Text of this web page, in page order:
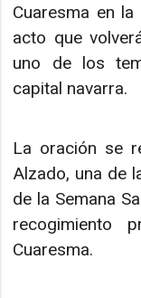
Cuaresma en la
acto que
uno de los
capital navarra.
La oración se
Alzado, una de
de la Semana
recogimiento
Cuaresma.